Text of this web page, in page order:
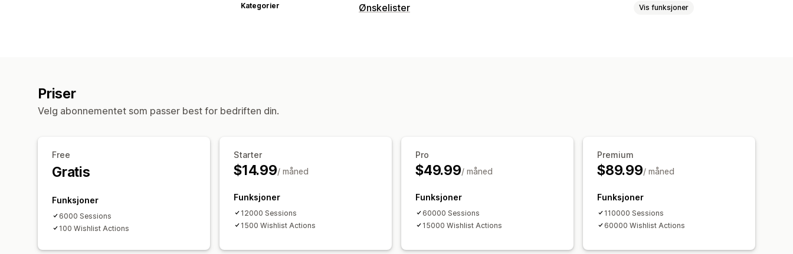
Kategorier Ønskelister Vis funksjoner
Priser
Velg abonnementet som passer best for bedriften din.
Free
Gratis
Funksjoner
6000 Sessions
100 Wishlist Actions
Starter
$14.99/ måned
Funksjoner
12000 Sessions
1500 Wishlist Actions
Pro
$49.99/ måned
Funksjoner
60000 Sessions
15000 Wishlist Actions
Premium
$89.99/ måned
Funksjoner
110000 Sessions
60000 Wishlist Actions